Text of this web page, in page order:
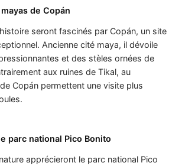
de Copán
seront fascinés par Copán, un site
Ancienne cité maya, il dévoile
et des stèles ornées de
aux ruines de Tikal, au
Copán permettent une visite plus
parc national Pico Bonito
apprécieront le parc national Pico